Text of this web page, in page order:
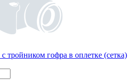
тройником гофра в оплетке (сетка)